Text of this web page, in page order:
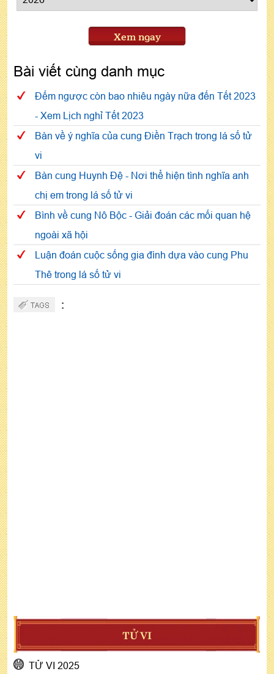
Xem ngay
Bài viết cùng danh mục
Đếm ngược còn bao nhiêu ngày nữa đến Tết 2023
- Xem Lịch nghỉ Tết 2023
Bàn về ý nghĩa của cung Điền Trạch trong lá số tử
vi
Bàn cung Huynh Đệ - Nơi thể hiện tình nghĩa anh
chị em trong lá số tử vi
Bình về cung Nô Bộc - Giải đoán các mối quan hệ
ngoài xã hội
Luận đoán cuộc sống gia đình dựa vào cung Phu
Thê trong lá số tử vi
:
TỬ VI
TỬ VI 2025